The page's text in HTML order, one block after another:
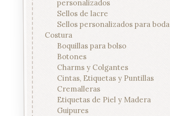
personalizados
Sellos de lacre
Sellos personalizados para boda
Costura
Boquillas para bolso
Botones
Charms y Colgantes
Cintas, Etiquetas y Puntillas
Cremalleras
Etiquetas de Piel y Madera
Guipures